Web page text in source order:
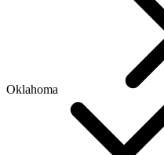
Oklahoma